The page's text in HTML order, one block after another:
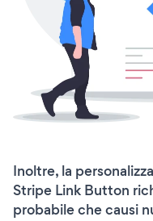
Inoltre, la
Stripe Link Button
probabile che causi